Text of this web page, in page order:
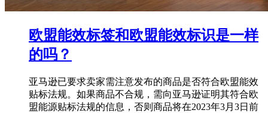
欧盟能效标签和欧盟能效标识是一样
的吗？
亚马逊已要求卖家需注意发布的商品是否符合欧盟能效
贴标法规。如果商品不合规，需向亚马逊证明其符合欧
盟能源贴标法规的信息，否则商品将在2023年3月3日前